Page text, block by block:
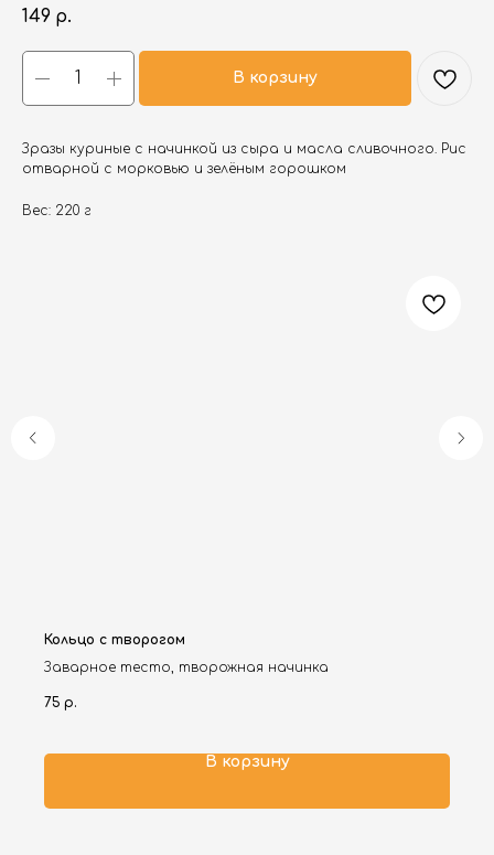
149 р.
В корзину
Зразы куриные с начинкой из сыра и масла сливочного. Рис
отварной с морковью и зелёным горошком
Вес: 220 г
Кольцо с творогом
Заварное тесто, творожная начинка
75 р.
В корзину